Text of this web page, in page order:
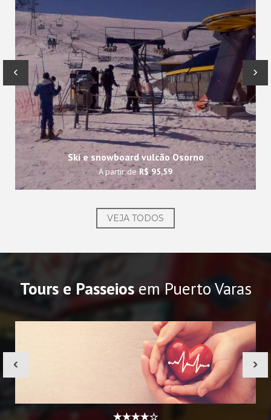
Ski e snowboard vulcão Osorno
A partir deR$ 95,59
‹ ›
VEJA TODOS
Tours e Passeiosem Puerto Varas
‹ ›